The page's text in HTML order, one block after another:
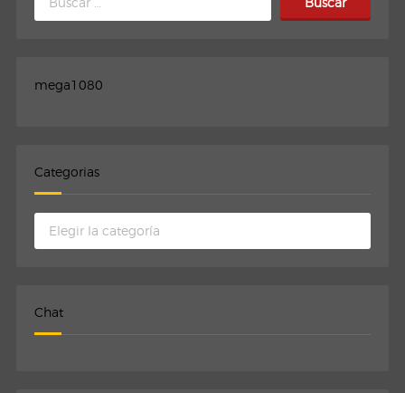
mega1080
Categorias
Categorias
Chat